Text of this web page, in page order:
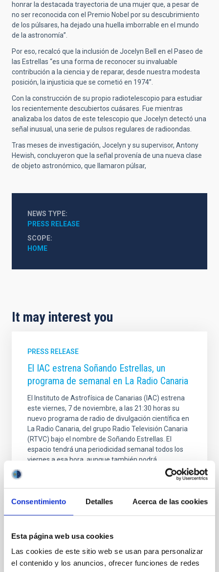
Consentimiento Detalles Acerca de las cookies
Esta página web usa cookies
Las cookies de este sitio web se usan para personalizar
el contenido y los anuncios, ofrecer funciones de redes
honrar la destacada trayectoria de una mujer que, a pesar de
no ser reconocida con el Premio Nobel por su descubrimiento
de los púlsares, ha dejado una huella imborrable en el mundo
de la astronomía”.
Por eso, recalcó que la inclusión de Jocelyn Bell en el Paseo de
las Estrellas “es una forma de reconocer su invaluable
contribución a la ciencia y de reparar, desde nuestra modesta
posición, la injusticia que se cometió en 1974”.
Con la construcción de su propio radiotelescopio para estudiar
los recientemente descubiertos cuásares. Fue mientras
analizaba los datos de este telescopio que Jocelyn detectó una
señal inusual, una serie de pulsos regulares de radioondas.
Tras meses de investigación, Jocelyn y su supervisor, Antony
Hewish, concluyeron que la señal provenía de una nueva clase
de objeto astronómico, que llamaron púlsar,
NEWS TYPE
PRESS RELEASE
SCOPE
HOME
It may interest you
PRESS RELEASE
El IAC estrena Soñando Estrellas, un
programa de semanal en La Radio Canaria
El Instituto de Astrofísica de Canarias (IAC) estrena
este viernes, 7 de noviembre, a las 21:30 horas su
nuevo programa de radio de divulgación científica en
La Radio Canaria, del grupo Radio Televisión Canaria
(RTVC) bajo el nombre de Soñando Estrellas. El
espacio tendrá una periodicidad semanal todos los
viernes a esa hora, aunque también podrá
disfrutarse en medios digitales. Esta acción forma
parte del acuerdo de colaboración entre la entidad
científica dirigida por Valentín Martínez Pillet, y el
director de La Radio Canaria, Mayer Trujillo; y su